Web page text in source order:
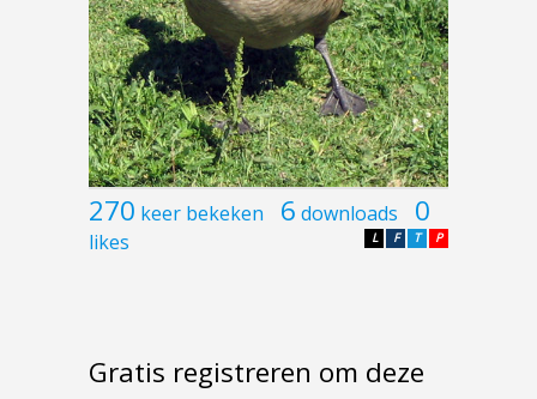
270 keer bekeken 6 downloads 0
likes P
T
F
L
Gratis registreren om deze